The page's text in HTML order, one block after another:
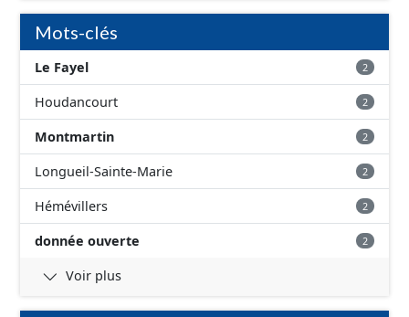
Mots-clés
Le Fayel 2
Houdancourt 2
Montmartin 2
Longueil-Sainte-Marie 2
Hémévillers 2
donnée ouverte 2
Voir plus